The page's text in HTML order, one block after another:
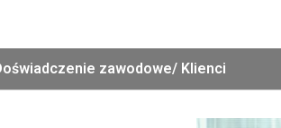
zawodowe/ Klienci